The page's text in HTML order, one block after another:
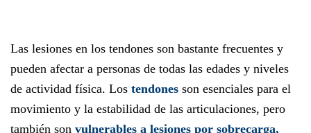
Las lesiones en los tendones son bastante frecuentes y
pueden afectar a personas de todas las edades y niveles
de actividad física. Los tendones son esenciales para el
movimiento y la estabilidad de las articulaciones, pero
también son vulnerables a lesiones por sobrecarga,